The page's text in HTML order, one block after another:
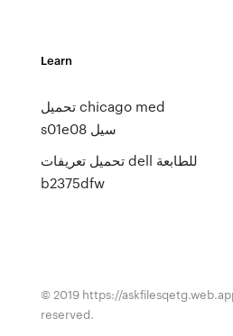
Learn
تحميل chicago med
s01e08 سيل
تحميل تعريفات dell للطابعة
b2375dfw
© 2019 https://
reserved.